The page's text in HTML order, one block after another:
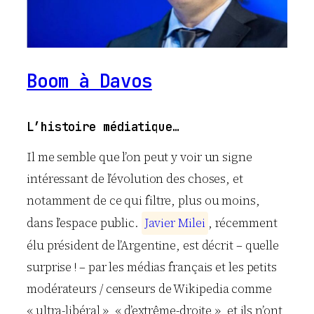
Boom à Davos
L’histoire médiatique…
Il me semble que l’on peut y voir un signe
intéressant de l’évolution des choses, et
notamment de ce qui filtre, plus ou moins,
dans l’espace public. JavierMilei , récemment
élu président de l’Argentine, est décrit – quelle
surprise ! – par les médias français et les petits
modérateurs / censeurs de Wikipedia comme
« ultra-libéral », « d’extrême-droite », et ils n’ont